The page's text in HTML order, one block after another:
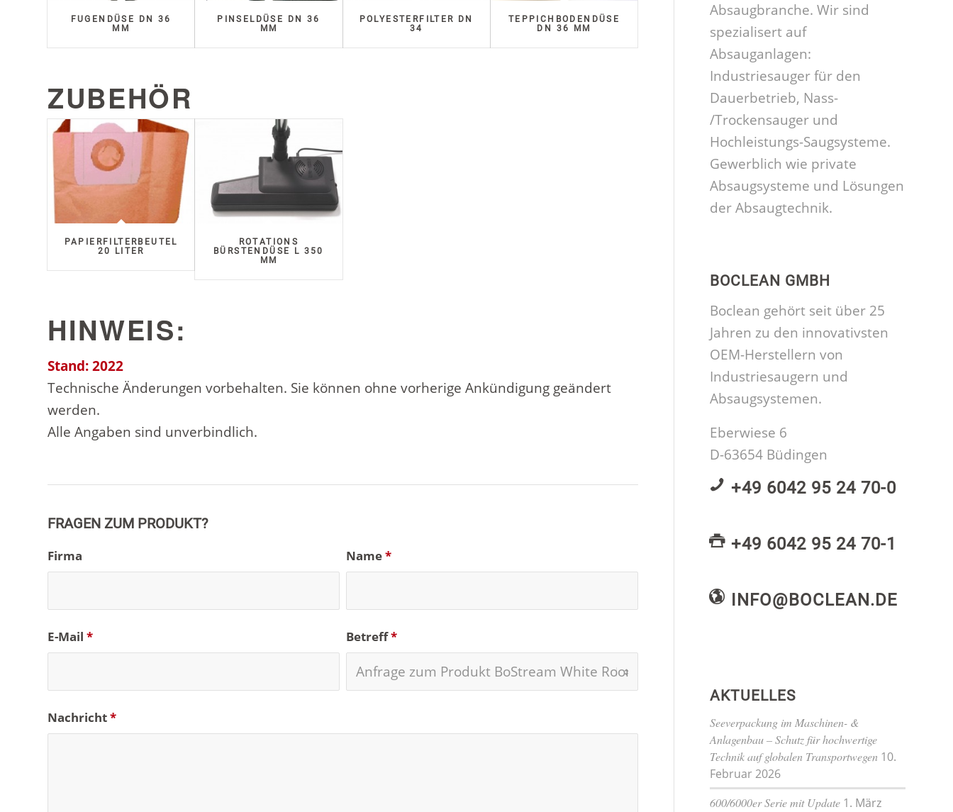
FUGENDÜSE DN 36
MM
PINSELDÜSE DN 36
MM
POLYESTERFILTER DN
34
TEPPICHBODENDÜSE
DN 36 MM
ZUBEHÖR
PAPIERFILTERBEUTEL
20 LITER
ROTATIONS
BÜRSTENDÜSE L 350
MM
HINWEIS:
Stand: 2022
Technische Änderungen vorbehalten. Sie können ohne vorherige Ankündigung geändert
werden.
Alle Angaben sind unverbindlich.
FRAGEN ZUM PRODUKT?
Firma
Name*
E-Mail * Betreff*
Nachricht*
Absaugbranche. Wir sind
spezialisert auf
Absauganlagen:
Industriesauger für den
Dauerbetrieb, Nass-
/Trockensauger und
Hochleistungs-Saugsysteme.
Gewerblich wie private
Absaugsysteme und Lösungen
der Absaugtechnik.
BOCLEAN GMBH
Boclean gehört seit über 25
Jahren zu den innovativsten
OEM-Herstellern von
Industriesaugern und
Absaugsystemen.
Eberwiese 6
D-63654 Büdingen
+49 6042 95 24 70-0
+49 6042 95 24 70-1
INFO@BOCLEAN.DE
AKTUELLES
Seeverpackung im Maschinen- &
Anlagenbau – Schutz für hochwertige
Technik auf globalen Transportwegen 10.
Februar 2026
600/6000er Serie mit Update 1. März